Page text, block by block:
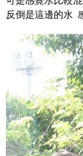
反倒是這邊的水